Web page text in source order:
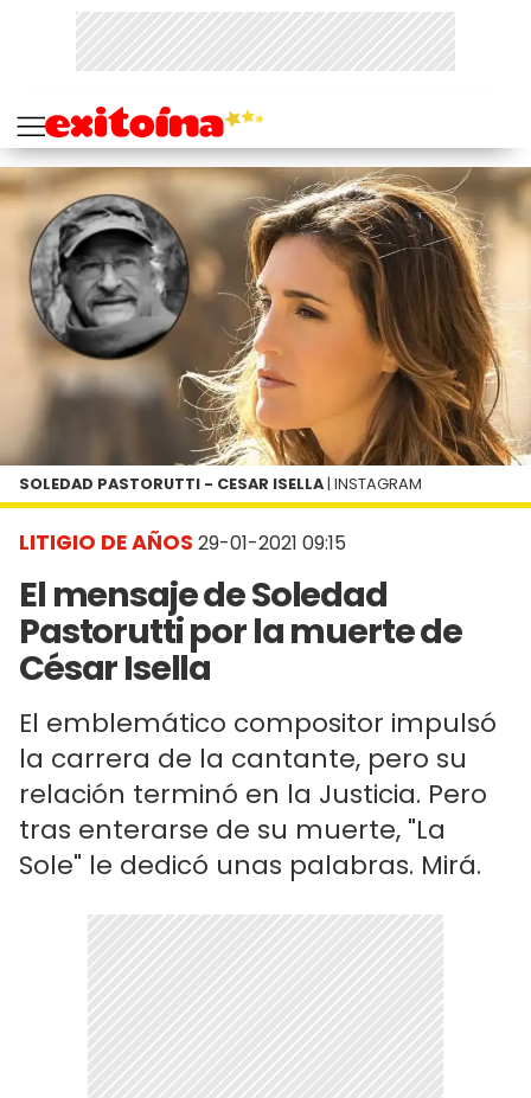
LITIGIO DE AÑOS 29-01-2021 09:15
El mensaje de Soledad
Pastorutti por la muerte de
César Isella
El emblemático compositor impulsó
la carrera de la cantante, pero su
relación terminó en la Justicia. Pero
tras enterarse de su muerte, "La
Sole" le dedicó unas palabras. Mirá.
SOLEDAD PASTORUTTI - CESAR ISELLA | INSTAGRAM